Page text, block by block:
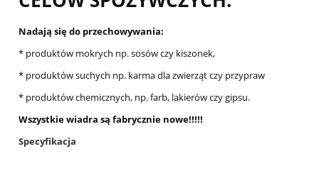
Nadają się do przechowywania:
* produktów mokrych np. sosów czy kiszonek,
* produktów suchych np. karma dla zwierząt czy przypraw
* produktów chemicznych, np. farb, lakierów czy gipsu.
Wszystkie wiadra są fabrycznie nowe!!!!!
Specyfikacja